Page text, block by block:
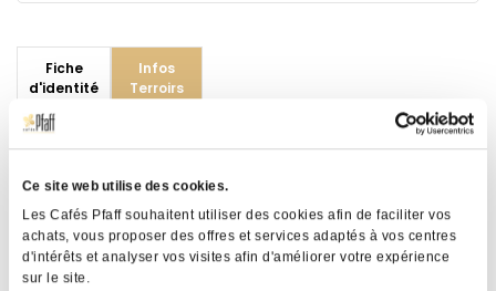
Ce site web utilise des cookies.
Les Cafés Pfaff souhaitent utiliser des cookies afin de faciliter vos
achats, vous proposer des offres et services adaptés à vos centres
d'intérêts et analyser vos visites afin d'améliorer votre expérience
sur le site.
Fiche
d'identité
Infos
Terroirs
sans solvant
Contrairement aux décaféinés vendus en
grande surface, notre décaféiné est un produit